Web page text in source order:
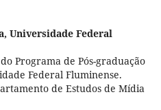
Universidade Federal
Programa de Pós-graduação
Federal Fluminense.
de Estudos de Mídia